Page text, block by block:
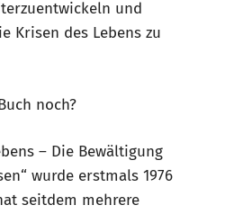
und
Krisen des Lebens zu
noch?
– Die Bewältigung
wurde erstmals 1976
seitdem mehrere